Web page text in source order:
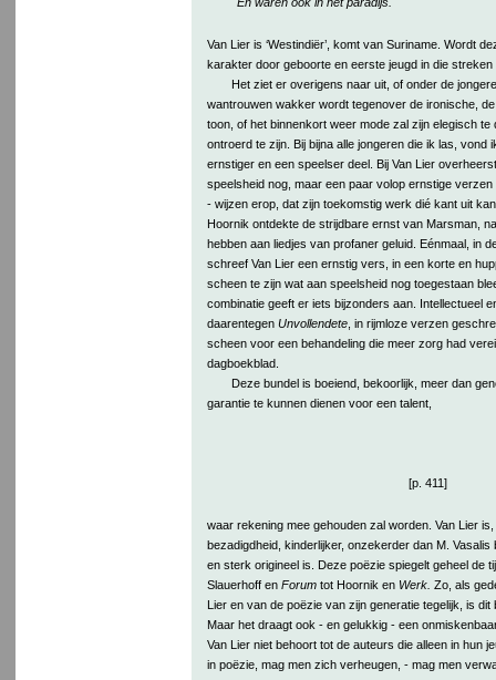
Van Lier is ‘Westindiër’, komt van Suriname. Wordt
karakter door geboorte en eerste jeugd in die
Het ziet er overigens naar uit, of onder de
wantrouwen wakker wordt tegenover de ironische, de
toon, of het binnenkort weer mode zal zijn elegisch
ontroerd te zijn. Bij bijna alle jongeren die ik las, vond
ernstiger en een speelser deel. Bij Van Lier
speelsheid nog, maar een paar volop ernstige
- wijzen erop, dat zijn toekomstig werk dié kant uit
Hoornik ontdekte de strijdbare ernst van Marsman,
hebben aan liedjes van profaner geluid. Eénmaal, in
schreef Van Lier een ernstig vers, in een korte en
scheen te zijn wat aan speelsheid nog toegestaan
combinatie geeft er iets bijzonders aan. Intellectueel
daarentegen Unvollendete, in rijmloze verzen
scheen voor een behandeling die meer zorg had
dagboekblad.
Deze bundel is boeiend, bekoorlijk, meer dan
garantie te kunnen dienen voor een talent,
[p. 411]
waar rekening mee gehouden zal worden. Van Lier
bezadigdheid, kinderlijker, onzekerder dan M. Vasalis
en sterk origineel is. Deze poëzie spiegelt geheel de
Slauerhoff en Forumtot Hoornik en Werk. Zo, als
Lier en van de poëzie van zijn generatie tegelijk, is dit
Maar het draagt ook - en gelukkig - een
Van Lier niet behoort tot de auteurs die alleen in hun
in poëzie, mag men zich verheugen, - mag men